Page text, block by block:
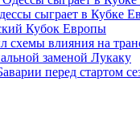
сыграет в Кубке
Кубок Европы
схемы влияния на
заменой Лукаку
перед стартом